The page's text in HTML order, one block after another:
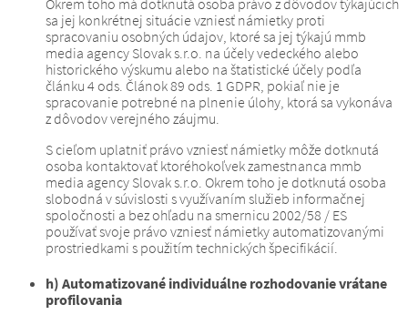
sa jej konkrétnej situácie vzniesť námietky proti
spracovaniu osobných údajov, ktoré sa jej týkajú mmb
media agency Slovak s.r.o. na účely vedeckého alebo
historického výskumu alebo na štatistické účely podľa
článku 4 ods. Článok 89 ods. 1 GDPR, pokiaľ nie je
spracovanie potrebné na plnenie úlohy, ktorá sa vykonáva
z dôvodov verejného záujmu.
S cieľom uplatniť právo vzniesť námietky môže dotknutá
osoba kontaktovať ktoréhokoľvek zamestnanca mmb
media agency Slovak s.r.o. Okrem toho je dotknutá osoba
slobodná v súvislosti s využívaním služieb informačnej
spoločnosti a bez ohľadu na smernicu 2002/58 / ES
používať svoje právo vzniesť námietky automatizovanými
prostriedkami s použitím technických špecifikácií.
h) Automatizované individuálne rozhodovanie vrátane
profilovania